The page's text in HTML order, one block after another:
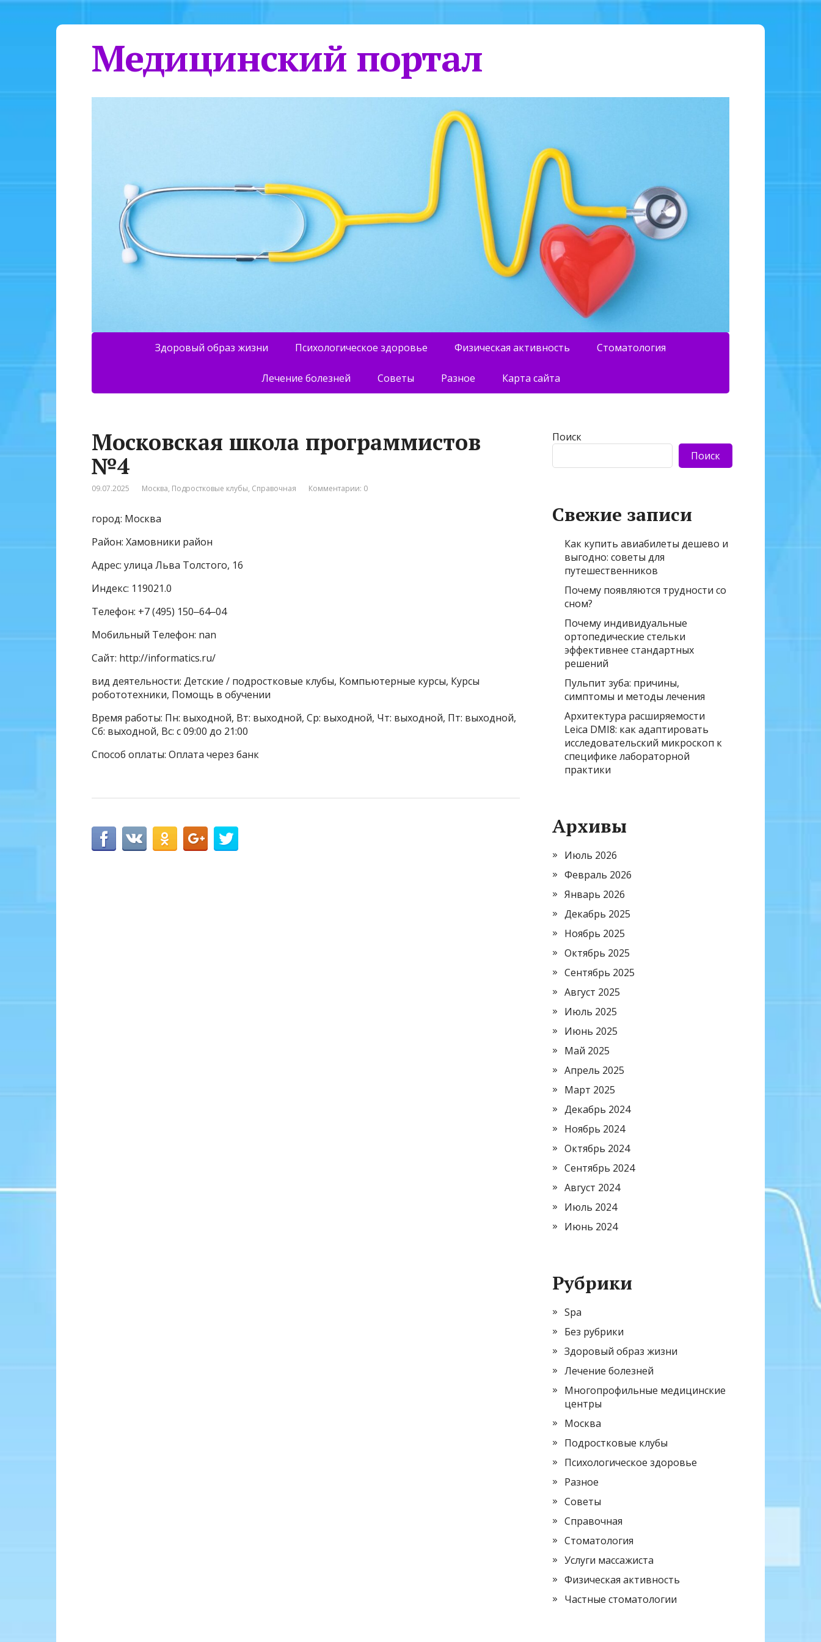
Медицинский портал
Здоровый образ жизни Психологическое здоровье Физическая активность Стоматология
Лечение болезней Советы Разное Карта сайта
Московская школа программистов
№4
09.07.2025 Москва, Подростковые клубы, Справочная Комментарии: 0
город: Москва
Район: Хамовники район
Адрес: улица Льва Толстого, 16
Индекс: 119021.0
Телефон: +7 (495) 150‒64‒04
Мобильный Телефон: nan
Сайт: http://informatics.ru/
вид деятельности: Детские / подростковые клубы, Компьютерные курсы, Курсы
робототехники, Помощь в обучении
Время работы: Пн: выходной, Вт: выходной, Ср: выходной, Чт: выходной, Пт: выходной,
Сб: выходной, Вс: с 09:00 до 21:00
Способ оплаты: Оплата через банк
Поиск
Поиск
Свежие записи
Как купить авиабилеты дешево и
выгодно: советы для
путешественников
Почему появляются трудности со
сном?
Почему индивидуальные
ортопедические стельки
эффективнее стандартных
решений
Пульпит зуба: причины,
симптомы и методы лечения
Архитектура расширяемости
Leica DMI8: как адаптировать
исследовательский микроскоп к
специфике лабораторной
практики
Архивы
Июль 2026
Февраль 2026
Январь 2026
Декабрь 2025
Ноябрь 2025
Октябрь 2025
Сентябрь 2025
Август 2025
Июль 2025
Июнь 2025
Май 2025
Апрель 2025
Март 2025
Декабрь 2024
Ноябрь 2024
Октябрь 2024
Сентябрь 2024
Август 2024
Июль 2024
Июнь 2024
Рубрики
Spa
Без рубрики
Здоровый образ жизни
Лечение болезней
Многопрофильные медицинские
центры
Москва
Подростковые клубы
Психологическое здоровье
Разное
Советы
Справочная
Стоматология
Услуги массажиста
Физическая активность
Частные стоматологии